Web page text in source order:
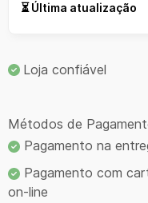
⏳ Última atualização
Loja confiável
Métodos de
Pagamento na
Pagamento com
on-line